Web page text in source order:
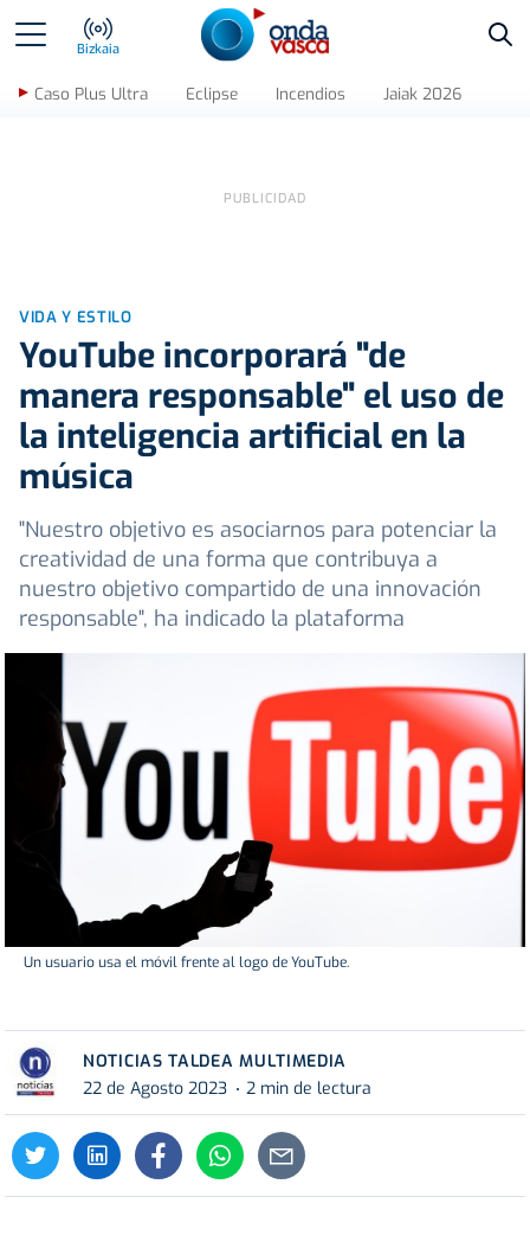
Bizkaia
Caso Plus Ultra Eclipse Incendios Jaiak 2026
VIDA Y ESTILO
YouTube incorporará "de
manera responsable" el uso de
la inteligencia artificial en la
música
"Nuestro objetivo es asociarnos para potenciar la
creatividad de una forma que contribuya a
nuestro objetivo compartido de una innovación
responsable", ha indicado la plataforma
Un usuario usa el móvil frente al logo de YouTube.
NOTICIAS TALDEA MULTIMEDIA
22 de Agosto 2023
2 min de lectura